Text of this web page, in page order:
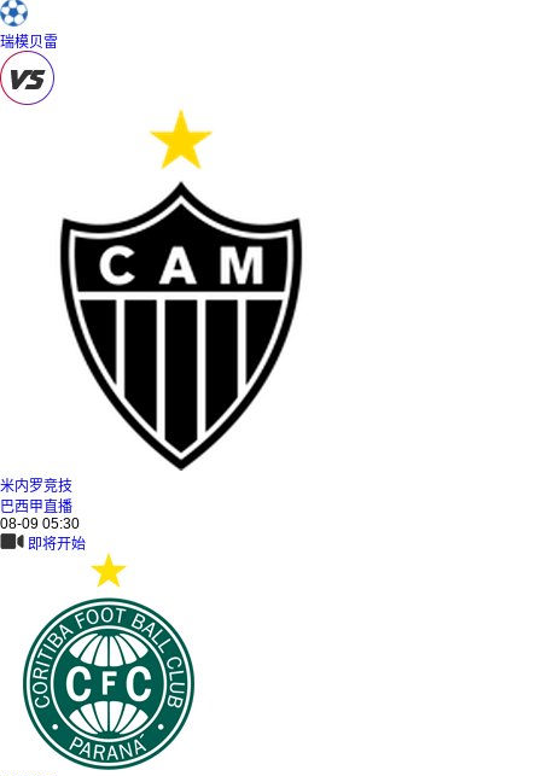
瑞模贝雷
米内罗竞技
巴西甲直播
08-09 05:30
即将开始